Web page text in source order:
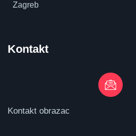
Zagreb
Kontakt
Kontakt obrazac